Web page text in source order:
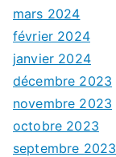
mars 2024
février 2024
janvier 2024
décembre 2023
novembre 2023
octobre 2023
septembre 2023